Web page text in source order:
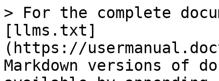
> For the complete
[llms.txt]
(https://
Markdown versions of